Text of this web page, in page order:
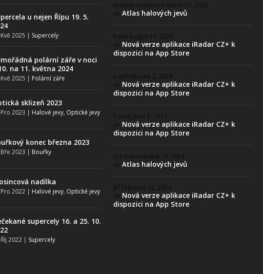
u nejen Řípu 19. 5.
2025 | Supercely
polární záře v noci
na 11. května 2024
2025 | Polární záře
sklizeň 2023
2023 | Halové jevy, Optické jevy
konec března 2023
2023 | Bouřky
nadílka
2022| Halové jevy, Optické jevy
supercely 16. a 25. 10.
2022| Supercely
Martina Hamplová March 11, 2025
on Atlas halových jevů
Pavla August 17, 2024
on Nová verze aplikace iRadar CZ+ k
dispozici na App Store
Gajdošík June 2, 2024
on Nová verze aplikace iRadar CZ+ k
dispozici na App Store
Tomáš
June 1, 2024
on Nová verze aplikace iRadar CZ+ k
dispozici na App Store
Eva Vránová May 29, 2024
on Atlas halových jevů
Jiří February 22, 2024
on Nová verze aplikace iRadar CZ+ k
dispozici na App Store